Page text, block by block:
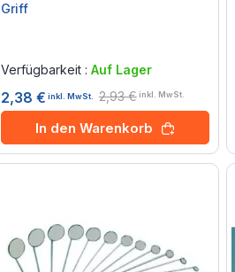
Griff
Verfügbarkeit : Auf Lager
2,38 € inkl. MwSt. 2,93 €inkl. MwSt.
In den Warenkorb